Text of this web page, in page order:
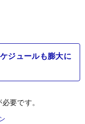
ジュールも膨大に
要です。